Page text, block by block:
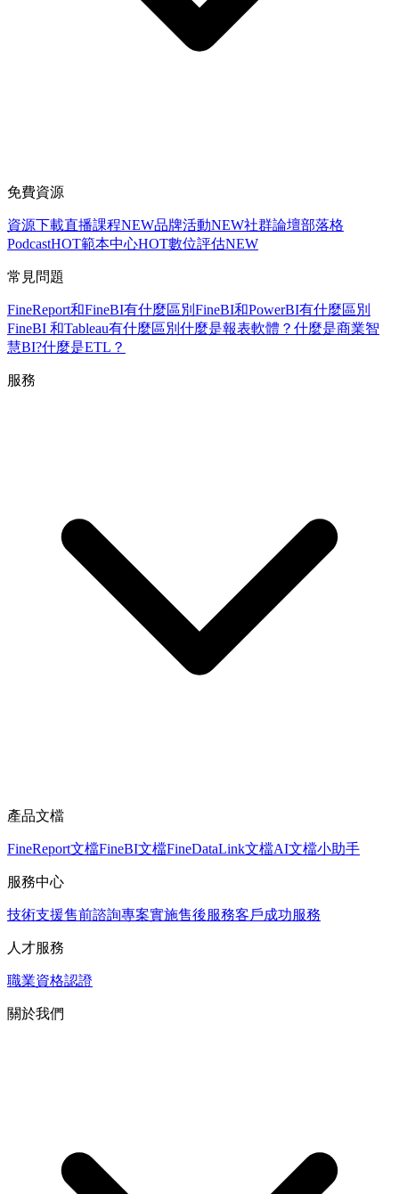
免費資源
資源下載直播課程NEW品牌活動NEW社群論壇部落格
PodcastHOT範本中心HOT數位評估NEW
常見問題
FineReport和FineBI有什麼區別 FineBI和PowerBI有什麼區別
FineBI 和Tableau有什麼區別 什麼是報表軟體？ 什麼是商業智
慧BI?什麼是ETL？
服務
產品文檔
FineReport文檔FineBI文檔FineDataLink文檔AI文檔小助手
服務中心
技術支援售前諮詢專案實施售後服務客戶成功服務
人才服務
職業資格認證
關於我們